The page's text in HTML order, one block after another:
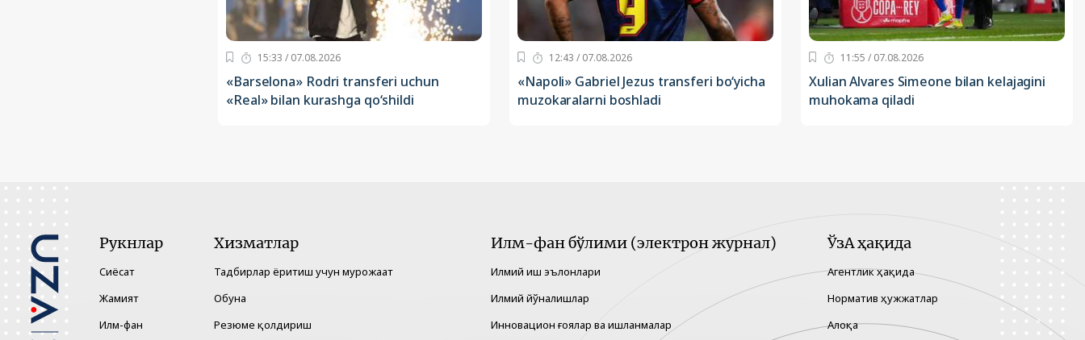
15:33 / 07.08.2026
«Barselona» Rodri transferi uchun
«Real» bilan kurashga qo‘shildi
12:43 / 07.08.2026
«Napoli» Gabriel Jezus transferi bo‘yicha
muzokaralarni boshladi
11:55 / 07.08.2026
Xulian Alvares Simeone bilan kelajagini
muhokama qiladi
Рукнлар
Сиёсат
Жамият
Илм-фан
Хизматлар
Тадбирлар ёритиш учун мурожаат
Обуна
Резюме қолдириш
Илм-фан бўлими (электрон журнал)
Илмий иш эълонлари
Илмий йўналишлар
Инновацион ғоялар ва ишланмалар
ЎзА ҳақида
Агентлик ҳақида
Норматив ҳужжатлар
Алоқа